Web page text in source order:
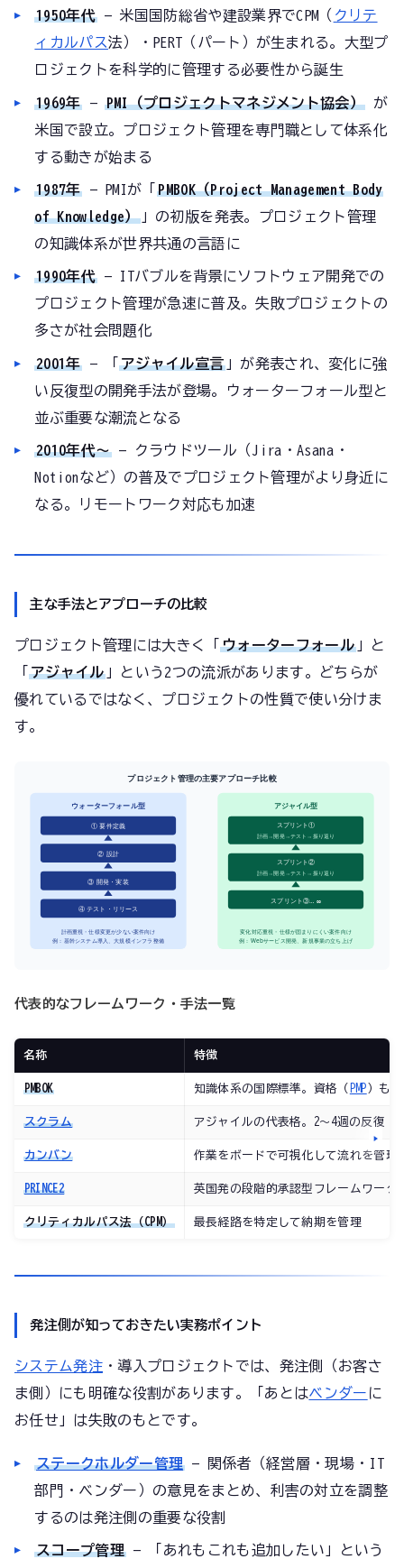
1950年代— 米国国防総省や建設業界でCPM（ クリテ
ィカルパス法）・PERT（パート）が生まれる。大型プ
ロジェクトを科学的に管理する必要性から誕生
1969年 —PMI（プロジェクトマネジメント協会） が
米国で設立。プロジェクト管理を専門職として体系化
する動きが始まる
1987年 — PMIが「 PMBOK（Project Management Body
of Knowledge） 」の初版を発表。プロジェクト管理
の知識体系が世界共通の言語に
1990年代— ITバブルを背景にソフトウェア開発での
プロジェクト管理が急速に普及。失敗プロジェクトの
多さが社会問題化
2001年 — 「アジャイル宣言」が発表され、変化に強
い反復型の開発手法が登場。ウォーターフォール型と
並ぶ重要な潮流となる
2010年代〜— クラウドツール（Jira・Asana・
Notionなど）の普及でプロジェクト管理がより身近に
なる。リモートワーク対応も加速
主な手法とアプローチの比較
プロジェクト管理には大きく「ウォーターフォール」と
「アジャイル 」という2つの流派があります。どちらが
優れているではなく、プロジェクトの性質で使い分けま
す。
プロジェクト管理の主要アプローチ比較
ウォーターフォール型
① 要件定義
② 設計
③ 開発・実装
④ テスト・リリース
計画重視・仕様変更が少ない案件向け
例：基幹システム導入、大規模インフラ整備
アジャイル型
スプリント①
計画→開発→テスト→振り返り
スプリント②
計画→開発→テスト→振り返り
スプリント③… ∞
変化対応重視・仕様が固まりにくい案件向け
例：Webサービス開発、新規事業の立ち上げ
代表的なフレームワーク・手法一覧
名称 特徴
PMBOK 知識体系の国際標準。資格（ PMP ）も
スクラム アジャイルの代表格。2〜4週の反復（
カンバン 作業をボードで可視化して流れを管理
PRINCE2 英国発の段階的承認型フレームワーク
クリティカルパス法（CPM） 最長経路を特定して納期を管理
発注側が知っておきたい実務ポイント
システム発注・導入プロジェクトでは、発注側（お客さ
ま側）にも明確な役割があります。「あとはベンダー に
お任せ」は失敗のもとです。
ステークホルダー管理— 関係者（経営層・現場・IT
部門・ベンダー）の意見をまとめ、利害の対立を調整
するのは発注側の重要な役割
スコープ管理— 「あれもこれも追加したい」という